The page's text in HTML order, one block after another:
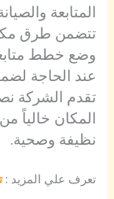
المتابعة
تتضمن طرق
وضع خطط
عند الحاجة
تقدم الشركة
المكان خالياً
نظيفة وصحية.
تعرف علي المزيد :